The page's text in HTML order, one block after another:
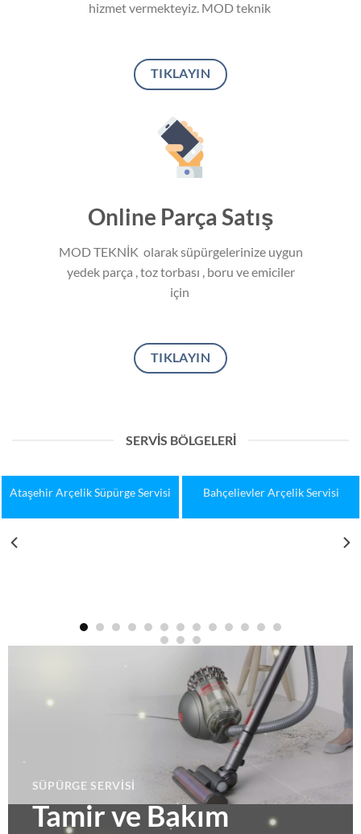
hizmet vermekteyiz. MOD teknik
TIKLAYIN
Online Parça Satış
MOD TEKNİK olarak süpürgelerinize uygun
yedek parça , toz torbası , boru ve emiciler
için
TIKLAYIN
SERVIS BÖLGELERI
Bakırköy Arçelik Servisi Başakşehir Arçelik Servisi
SÜPÜRGE SERVISI
Tamir ve Bakım